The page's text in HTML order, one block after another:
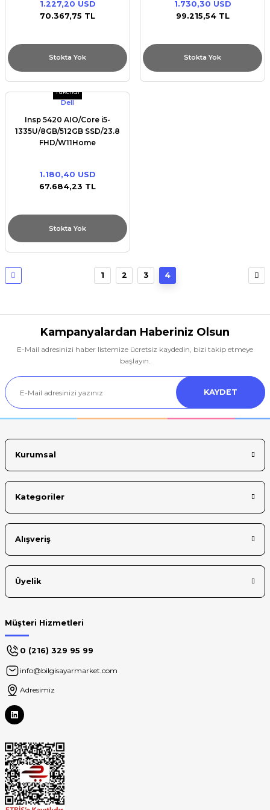
/ XPS+GPU
1.227,20 USD
70.367,75 TL
Stokta Yok
1.730,30 USD
99.215,54 TL
Stokta Yok
Tükendi
Dell
Insp 5420 AIO/Core i5-
1335U/8GB/512GB SSD/23.8
FHD/W11Home
1.180,40 USD
67.684,23 TL
Stokta Yok
1 2 3 4
Kampanyalardan Haberiniz Olsun
E-Mail adresinizi haber listemize ücretsiz kaydedin, bizi takip etmeye
başlayın.
KAYDET
Kurumsal
Kategoriler
Alışveriş
Üyelik
Müşteri Hizmetleri
0 (216) 329 95 99
info@bilgisayarmarket.com
Adresimiz